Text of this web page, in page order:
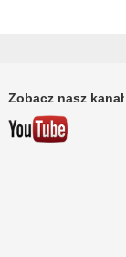
Zobacz nasz kanał